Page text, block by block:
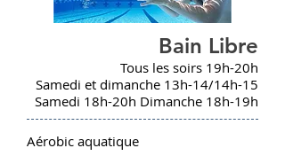
Bain Libre
Tous les soirs 19h-20h
Samedi et dimanche 13h-14/14h-15
Samedi 18h-20h Dimanche 18h-19h
Aérobic aquatique